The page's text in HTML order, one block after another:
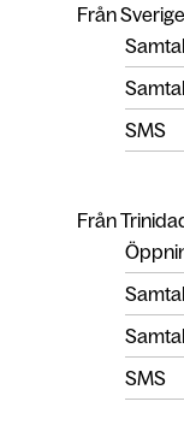
Från
SMS
Från
SMS